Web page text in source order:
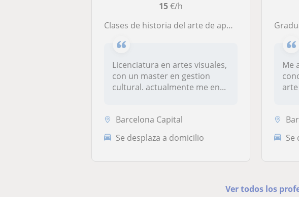
15€/h
Clases de historia del arte de apoyo para plataforma online
Licenciatura en artes visuales,
con un master en gestion
cultural. actualmente me en...
Barcelona Capital
Se desplaza a domicilio
Graduado en
Me
Se
Ver todos los